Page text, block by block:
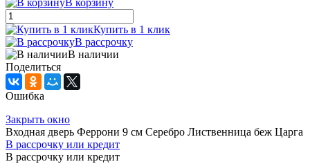
В корзину
Купить в 1 клик
В рассрочку
В наличии
Поделиться
Ошибка
Закрыть окно
Входная дверь Феррони 9 см Серебро Лиственница беж Царга
В рассрочку или кредит
В рассрочку или кредит